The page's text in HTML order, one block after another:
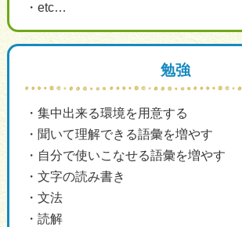
etc…
勉強
集中出来る環境を用意する
聞いて理解できる語彙を増やす
自分で使いこなせる語彙を増やす
文字の読み書き
文法
読解